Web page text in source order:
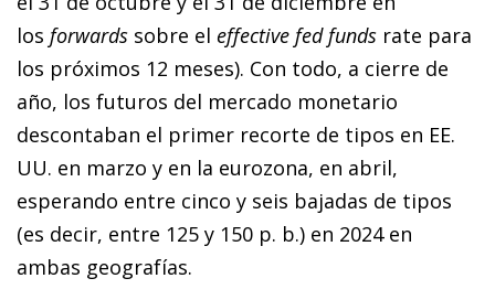
los forwards sobre el effective fed funds rate para
los próximos 12 meses). Con todo, a cierre de
año, los futuros del mercado monetario
descontaban el primer recorte de tipos en EE.
UU. en marzo y en la eurozona, en abril,
esperando entre cinco y seis bajadas de tipos
(es decir, entre 125 y 150 p. b.) en 2024 en
ambas geografías.